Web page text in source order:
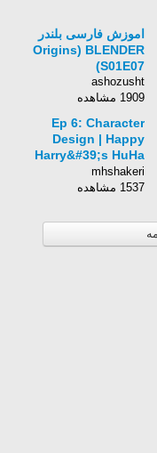
اموزش فارسی بلندر
Origins) BLENDER
S01E07)
ashozusht
1909 مشاهده
Ep 6: Character
Design | Happy
Harry&#39;s HuHa
Two How Tos
mhshakeri
1537 مشاهده